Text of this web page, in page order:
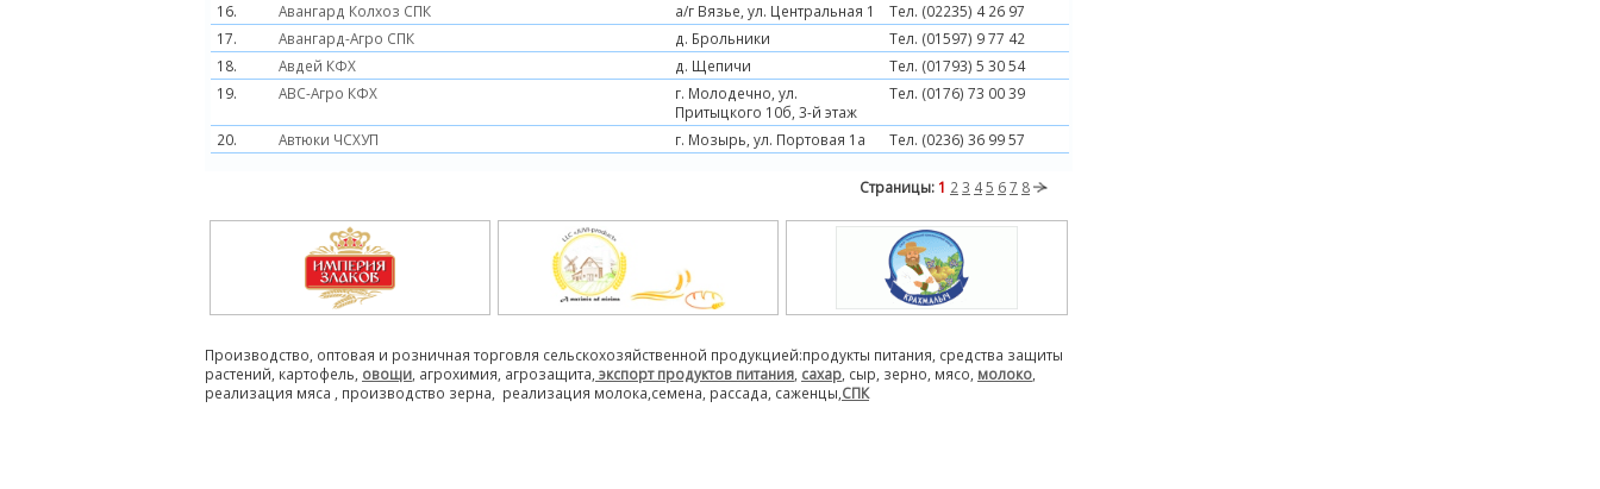
16.
Авангард Колхоз СПК а/г Вязье, ул. Центральная 1
Тел. (02235) 4 26 97
17.
Авангард-Агро СПК д. Брольники
Тел. (01597) 9 77 42
18.
Авдей КФХ д. Щепичи
Тел. (01793) 5 30 54
19.
АВС-Агро КФХ
г. Молодечно, ул.
Притыцкого 10б, 3-й этаж
Тел. (0176) 73 00 39
20. Автюки ЧСХУП г. Мозырь, ул. Портовая 1а Тел. (0236) 36 99 57
Страницы: 1 2 3 45 67 8
Производство, оптовая и розничная торговля сельскохозяйственной продукцией:продукты питания, средства защиты
растений, картофель, овощи , агрохимия, агрозащита, экспорт продуктов питания сахар , сыр, зерно, мясо, молоко
реализация мяса , производство зерна, реализация молока,семена, рассада, саженцы, СПК